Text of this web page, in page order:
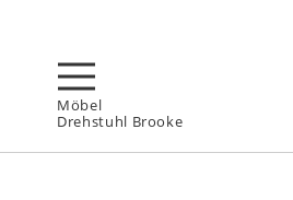
Möbel
Drehstuhl Brooke